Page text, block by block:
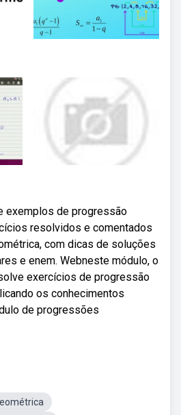
exemplos de progressão
resolvidos e comentados
com dicas de soluções
e enem. Webneste módulo, o
exercícios de progressão
os conhecimentos
de progressões